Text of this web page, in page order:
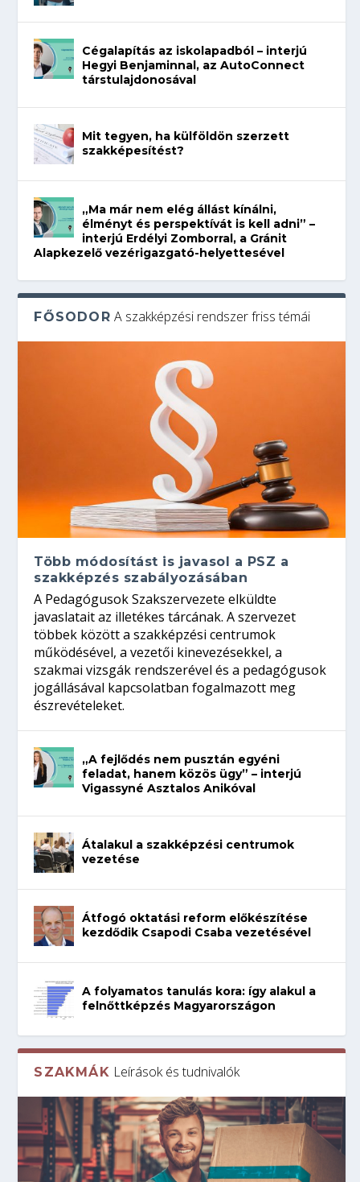
Cégalapítás az iskolapadból – interjú
Hegyi Benjaminnal, az AutoConnect
társtulajdonosával
Mit tegyen, ha külföldön szerzett
szakképesítést?
„Ma már nem elég állást kínálni,
élményt és perspektívát is kell adni” –
interjú Erdélyi Zomborral, a Gránit
Alapkezelő vezérigazgató-helyettesével
FŐSODOR A szakképzési rendszer friss témái
Több módosítást is javasol a PSZ a
szakképzés szabályozásában
A Pedagógusok Szakszervezete elküldte
javaslatait az illetékes tárcának. A szervezet
többek között a szakképzési centrumok
működésével, a vezetői kinevezésekkel, a
szakmai vizsgák rendszerével és a pedagógusok
jogállásával kapcsolatban fogalmazott meg
észrevételeket.
„A fejlődés nem pusztán egyéni
feladat, hanem közös ügy” – interjú
Vigassyné Asztalos Anikóval
Átalakul a szakképzési centrumok
vezetése
Átfogó oktatási reform előkészítése
kezdődik Csapodi Csaba vezetésével
A folyamatos tanulás kora: így alakul a
felnőttképzés Magyarországon
SZAKMÁK Leírások és tudnivalók